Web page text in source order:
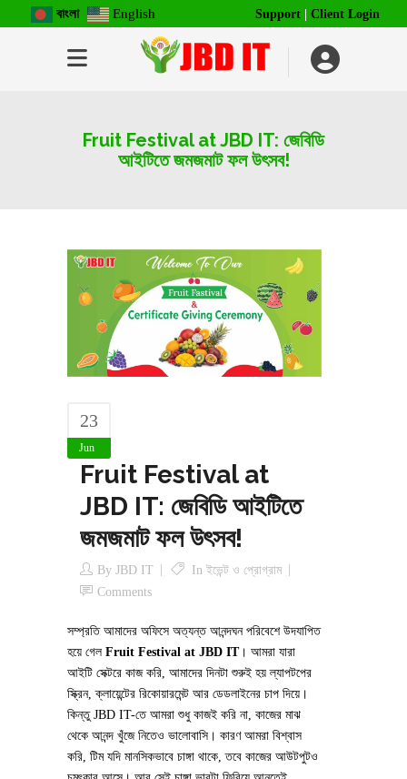
বাংলা English Support Client Login
Fruit Festival at JBD IT: জেবিডি
আইটিতে জমজমাট ফল উৎসব!
23
Jun
Fruit Festival at
JBD IT: জেবিডি আইটিতে
জমজমাট ফল উৎসব!
By JBD IT In ইভেন্ট ও প্রোগ্রাম
Comments
সম্প্রতি আমাদের অফিসে অত্যন্ত আনন্দঘন পরিবেশে উদযাপিত
হয়ে গেল Fruit Festival at JBD IT। আমরা যারা
আইটি সেক্টরে কাজ করি, আমাদের দিনটা শুরুই হয় ল্যাপটপের
স্ক্রিন, ক্লায়েন্টের রিকোয়ারমেন্ট আর ডেডলাইনের চাপ দিয়ে।
কিন্তু JBD IT-তে আমরা শুধু কাজই করি না, কাজের মাঝ
থেকে আনন্দ খুঁজে নিতেও ভালোবাসি। কারণ আমরা বিশ্বাস
করি, টিম যদি মানসিকভাবে চাঙ্গা থাকে, তবে কাজের আউটপুটও